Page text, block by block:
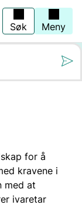
Søk Meny
for å
kravene i
med at
ivaretar